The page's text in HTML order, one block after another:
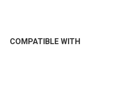
COMPATIBLE WITH